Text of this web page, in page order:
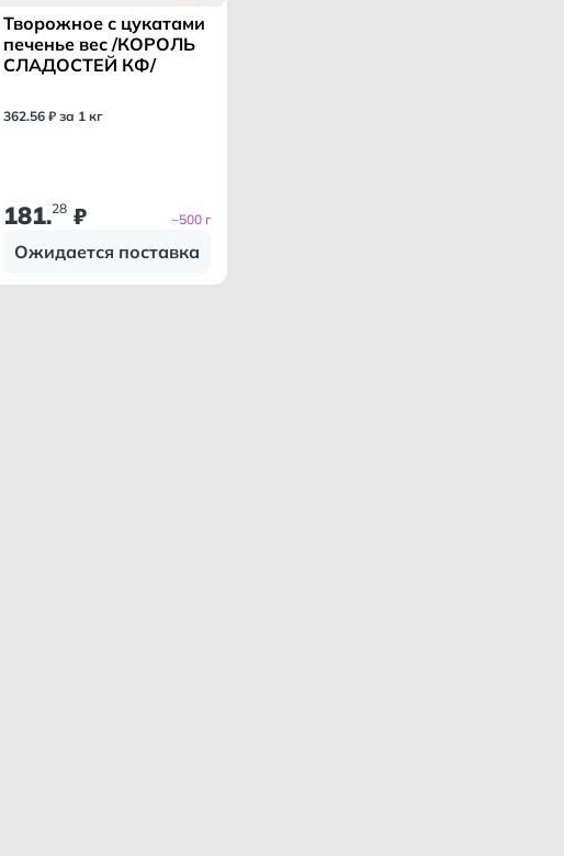
Творожное с цукатами
печенье вес /КОРОЛЬ
СЛАДОСТЕЙ КФ/
362.56 ₽ за 1 кг
181.28₽ ~500 г
Ожидается поставка